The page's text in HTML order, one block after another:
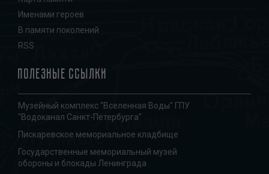
Именами героев
В памяти поколений
RSS
Полезные ссылки
Музейный комплекс "Вселенная Воды" ГПУ
"Водоканал Санкт-Петербурга"
Пискаревское мемориальное кладбище
Государственные мемориальный музей
обороны и блокады Ленинграда